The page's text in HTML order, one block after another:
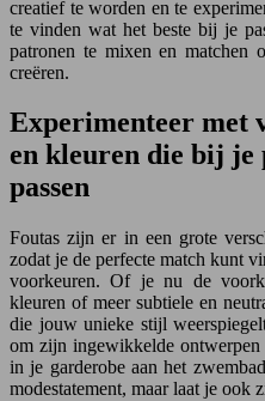
creatief te worden en te
te vinden wat het beste bij je
patronen te mixen en matchen
creëren.
Experimenteer met
en kleuren die bij je
passen
Foutas zijn er in een grote
zodat je de perfecte match kunt
voorkeuren. Of je nu de
kleuren of meer subtiele en
die jouw unieke stijl
om zijn ingewikkelde
in je garderobe aan het
modestatement, maar laat je ook